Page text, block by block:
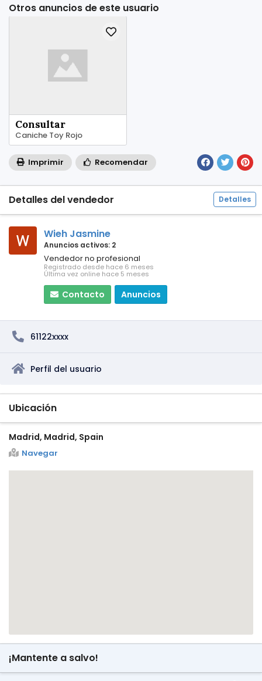
Otros anuncios de este usuario
Consultar
Caniche Toy Rojo
Imprimir Recomendar
Detalles del vendedor Detalles
Wieh Jasmine
Anuncios activos: 2
Vendedor no profesional
Registrado desde hace 6 meses
Última vez online hace 5 meses
Contacto Anuncios
61122xxxx
Perfil del usuario
Ubicación
Madrid, Madrid, Spain
Navegar
¡Mantente a salvo!